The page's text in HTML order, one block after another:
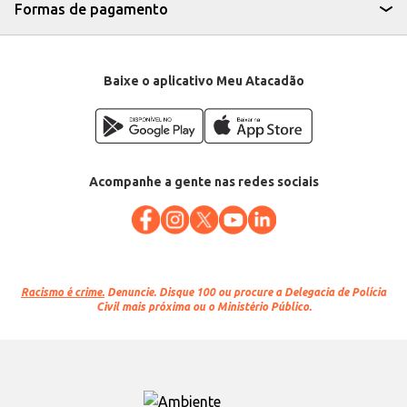
Marca: Johnnie Walker
Departamento: Bebidas
Categoria: Whisky
Formas de pagamento
Baixe o aplicativo Meu Atacadão
Acompanhe a gente nas redes sociais
Racismo é crime. Denuncie. Disque 100 ou procure a Delegacia de Polícia
Civil mais próxima ou o Ministério Público.